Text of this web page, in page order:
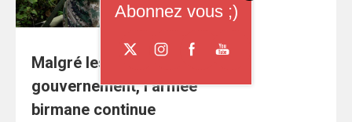
Malgré les promesses du
gouvernement, l’armée
birmane continue
Abonnez vous ;)